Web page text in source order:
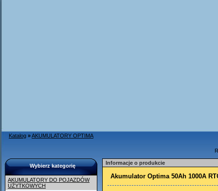
Katalog »AKUMULATORY OPTIMA
Wybierz kategorię
AKUMULATORY DO POJAZDÓW
UŻYTKOWYCH
Informacje o produkcie
Akumulator Optima 50Ah 1000A